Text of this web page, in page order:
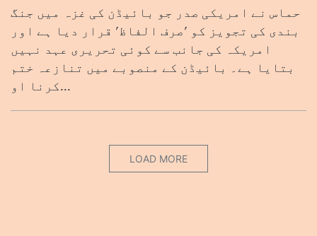
حماس نے امریکی صدر جو بائیڈن کی غزہ میں جنگ
بندی کی تجویز کو 'صرف الفاظ' قرار دیا ہے اور
امریکہ کی جانب سے کوئی تحریری عہد نہیں
بتایا ہے۔ بائیڈن کے منصوبے میں تنازعہ ختم
کرنا او...
LOAD MORE